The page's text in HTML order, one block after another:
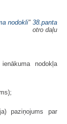
nodokli" 38.panta
otro daļu
nodokļa
paziņojums par